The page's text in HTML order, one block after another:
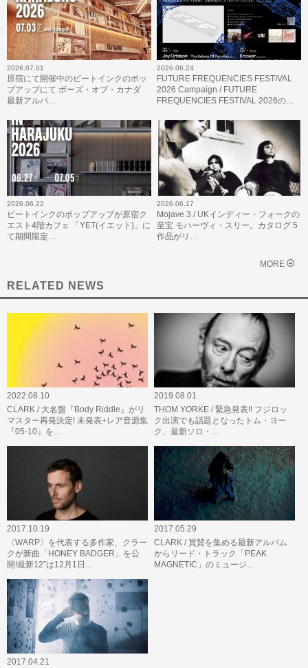
2026.07.01
原宿にて開催中のビートインクのポッ
プアップにて ボーズ・オブ・カナダ
最新アルバ…
2026.06.24
FUTURE FREQUENCIES FESTIVAL
2026 Campaign / FUTURE
FREQUENCIES FESTIVAL 2026の…
2026.06.22
ビートインクのポップアップが原宿ク
エスト4階カフェ 「YET(イエット)」に
て期間限定…
2026.06.17
Mojave 3 / UKインディー・フォークの
至宝 モハーヴィ・スリー。カタログ 5
作品がリ…
MORE
RELATED NEWS
2022.08.10
CLARK / 大名盤『Body Riddle』がリ
マスター再発決定! 未発表+レア音源集
『05-10』を…
2019.08.01
THOM YORKE / 緊急発表!! フジロッ
ク出演でも話題となったトム・ヨー
ク、最新ソロ・…
2017.10.19
〈WARP〉を代表する多作家、クラー
クが新曲「HONEY BADGER」を公
開!最新12”は12月1日…
2017.05.29
CLARK / 賞賛を集める最新アルバム
からリード・トラック「PEAK
MAGNETIC」のミュージ…
2017.04.21